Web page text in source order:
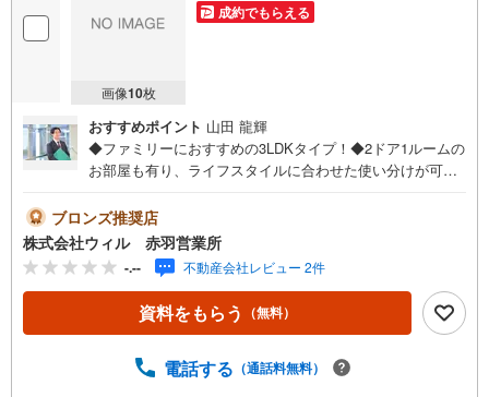
画像10枚
成約でもらえる
おすすめポイント 山田 龍輝
◆ファミリーにおすすめの3LDKタイプ！◆2ドア1ルームの
お部屋も有り、ライフスタイルに合わせた使い分けが可
お住まいを実現できます！◆食洗機や浴室乾燥機を完備！
暮らす人を考えた設備仕様です！◆不在時でも荷物の受け
取りに便利な宅配ボックスを完備◆駐車場2台分有り！うち
1台は雨の日でもお車に乗り降りしやすいビルトイン車庫◆
前面道路は幅員約6mと広くお車の出し入れもしやすい立
地！お出かけにも便利です！◆「木曽呂小学校」まで徒歩
0～19:00】上記時間はお電話が繋がりやすくなっておりま
ブロンズ推奨店
株式会社ウィル 赤羽営業所
-.-- 不動産会社レビュー 2件
資料をもらう （無料）
電話する （通話料無料）